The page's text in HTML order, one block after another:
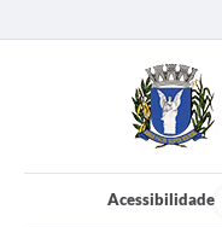
Acessibilidade